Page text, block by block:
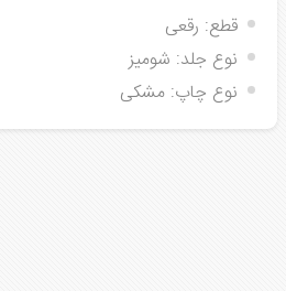
قطع: رقعی
نوع جلد: شومیز
نوع چاپ: مشکی